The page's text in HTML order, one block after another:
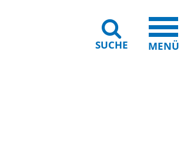
SUCHE MENÜ